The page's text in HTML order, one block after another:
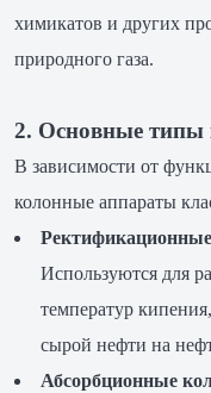
химикатов и других
природного газа.
2. Основные типы
В зависимости от
колонные аппараты
Используются для
температур
сырой нефти на
Абсорбционные